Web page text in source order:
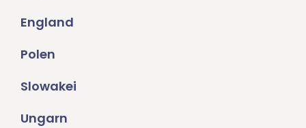
England
Polen
Slowakei
Ungarn